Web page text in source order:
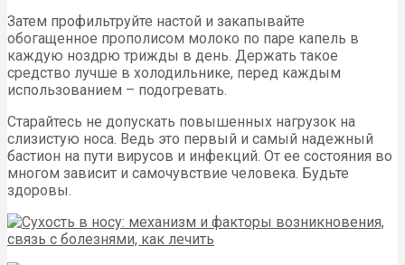
Затем профильтруйте настой и закапывайте
обогащенное прополисом молоко по паре капель в
каждую ноздрю трижды в день. Держать такое
средство лучше в холодильнике, перед каждым
использованием – подогревать.
Старайтесь не допускать повышенных нагрузок на
слизистую носа. Ведь это первый и самый надежный
бастион на пути вирусов и инфекций. От ее состояния во
многом зависит и самочувствие человека. Будьте
здоровы.